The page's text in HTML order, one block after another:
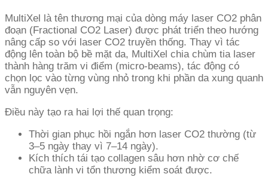
MultiXel là tên thương mại của dòng máy laser CO2 phân
đoạn (Fractional CO2 Laser) được phát triển theo hướng
nâng cấp so với laser CO2 truyền thống. Thay vì tác
động lên toàn bộ bề mặt da, MultiXel chia chùm tia laser
thành hàng trăm vi điểm (micro-beams), tác động có
chọn lọc vào từng vùng nhỏ trong khi phần da xung quanh
vẫn nguyên vẹn.
Điều này tạo ra hai lợi thế quan trọng:
Thời gian phục hồi ngắn hơn laser CO2 thường (từ
3–5 ngày thay vì 7–14 ngày).
Kích thích tái tạo collagen sâu hơn nhờ cơ chế
chữa lành vi tổn thương kiểm soát được.